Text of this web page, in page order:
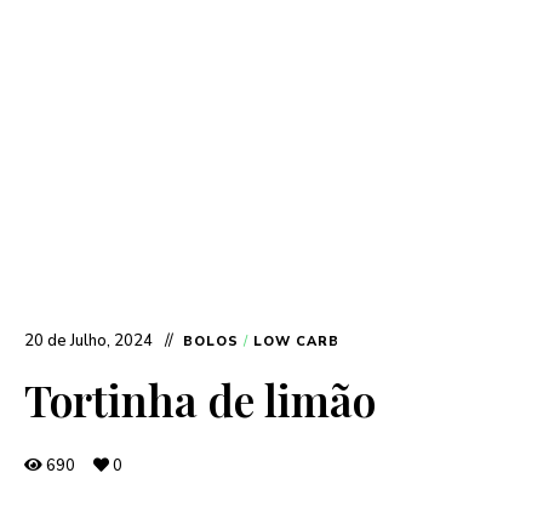
20 de Julho, 2024 BOLOS / LOW CARB
Tortinha de limão
690 0